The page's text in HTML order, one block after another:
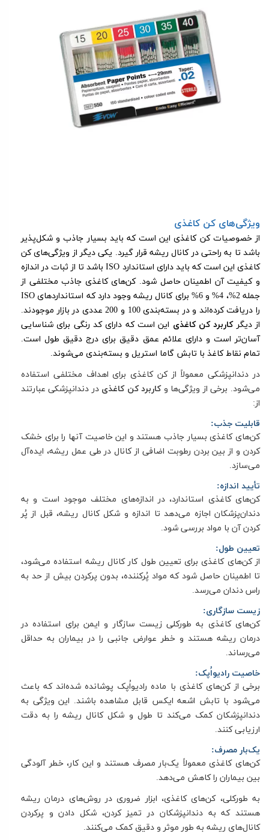
ویژگی‌های کن کاغذی
از خصوصیات کن کاغذی این است که باید بسیار جاذب و شکل‌پذیر
باشد تا به راحتی در کانال ریشه قرار گیرد. یکی دیگر از ویژگی‌های کن
کاغذی این است که باید دارای استاندارد ISOباشد تا از ثبات در اندازه
و کیفیت آن اطمینان حاصل ‌شود. کن‌های کاغذی جاذب مختلفی از
جمله 2%، 4% و 6% برای کانال ریشه وجود دارد که استانداردهای
ISO
را دریافت کرده‌اند
و در بسته‌بندی 100 و 200 عددی در بازار موجودند.
از دیگرکاربرد کن کاغذی این است که دارای کد رنگی برای شناسایی
آسان‌تر است و دارای علائم عمق دقیق برای درج دقیق طول است.
تمام نقاط کاغذ با تابش گاما استریل و بسته‌بندی می‌شوند.
در دندانپزشکی معمولاً از کن کاغذی برای اهداف مختلفی استفاده
می‌شود. برخی از ویژگی‌ها وکاربرد کن کاغذی در دندانپزشکی عبارتند
از:
قابلیت جذب:
کن‌های کاغذی بسیار جاذب هستند و این خاصیت آنها را برای خشک
کردن و از بین بردن رطوبت اضافی از کانال در طی عمل ریشه، ایده‌آل
می‌سازد.
تأیید اندازه:
کن‌های کاغذی استاندارد، در اندازه‌های مختلف موجود است و به
دندان‌پزشکان اجازه می‌دهد تا اندازه و شکل کانال ریشه، قبل از پُر
کردن آن با مواد بررسی شود.
تعیین طول:
از کن‌های کاغذی برای تعیین طول کار کانال ریشه استفاده می‌شود،
تا اطمینان حاصل شود که مواد پُرکننده، بدون پرکردن بیش از حد به
راس دندان می‌رسد.
زیست سازگاری:
کن‌های کاغذی به طورکلی زیست سازگار و ایمن برای استفاده در
درمان ریشه هستند و خطر عوارض جانبی را در بیماران به حداقل
می‌رساند.
خاصیت رادیواُپک:
برخی از کن‌‌های کاغذی با ماده رادیواُپک پوشانده شده‌اند که باعث
می‌شود با تابش اشعه ایکس قابل مشاهده باشند. این ویژگی به
دندانپزشکان کمک می‌کند تا طول و شکل کانال ریشه را به دقت
ارزیابی کنند.
یک‌بار مصرف:
کن‌های کاغذی معمولاً یک‌بار مصرف هستند و این کار، خطر آلودگی
بین بیماران را کاهش می‌دهد.
به طورکلی، کن‌های کاغذی، ابزار ضروری در روش‌های درمان ریشه
هستند که به دندانپزشکان در تمیز کردن، شکل دادن و پرکردن
کانال‌های ریشه به طور موثر و دقیق کمک می‌کنند.